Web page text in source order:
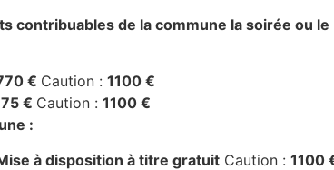
contribuables de la commune la soirée ou le
€ Caution : 1100 €
€ Caution : 1100 €
:
à disposition à titre gratuit Caution : 1100